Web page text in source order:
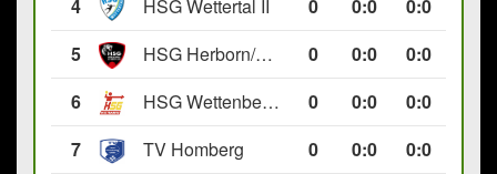
4
HSG Wettertal II 0 0:0
0:0
5
HSG Herborn/Seelbach 0 0:0
0:0
6
HSG Wettenberg III 0 0:0
0:0
7
TV Homberg 0 0:0
0:0